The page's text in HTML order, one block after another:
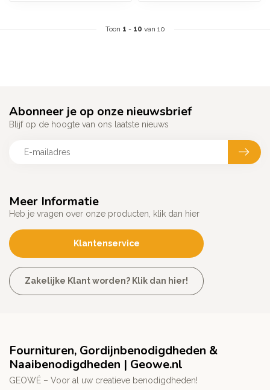
Toon 1 - 10 van 10
Meer Informatie
Heb je vragen over onze producten, klik dan hier
Klantenservice
Zakelijke Klant worden? Klik dan hier!
Abonneer je op onze nieuwsbrief
Blijf op de hoogte van ons laatste nieuws
Fournituren, Gordijnbenodigdheden &
Naaibenodigdheden | Geowe.nl
GEOWÉ – Voor al uw creatieve benodigdheden!